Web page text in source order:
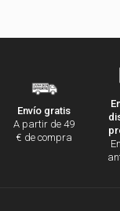
Envío gratis
A partir de 49
€ de compra